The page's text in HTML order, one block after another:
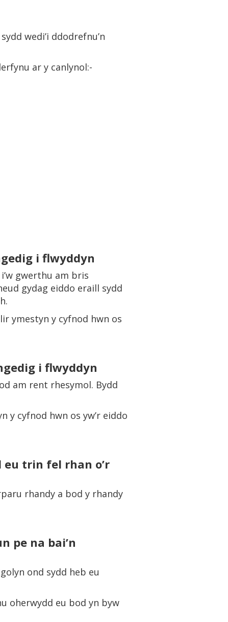
wedi’i ddodrefnu’n
ar y canlynol:-
i flwyddyn
gwerthu am bris
gydag eiddo eraill sydd
ymestyn y cyfnod hwn os
i flwyddyn
am rent rhesymol. Bydd
y cyfnod hwn os yw’r eiddo
eu trin fel rhan o’r
rhandy a bod y rhandy
pe na bai’n
ond sydd heb eu
oherwydd eu bod yn byw